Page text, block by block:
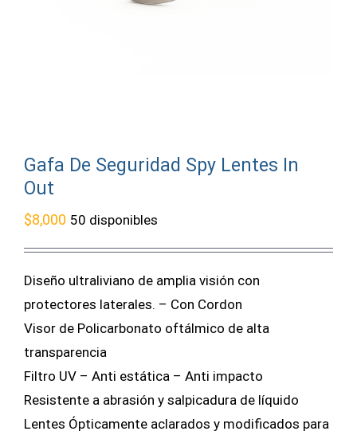
Gafa De Seguridad Spy Lentes In
Out
$8,000 50 disponibles
Diseño ultraliviano de amplia visión con
protectores laterales. – Con Cordon
Visor de Policarbonato oftálmico de alta
transparencia
Filtro UV – Anti estática – Anti impacto
Resistente a abrasión y salpicadura de líquido
Lentes Ópticamente aclarados y modificados para